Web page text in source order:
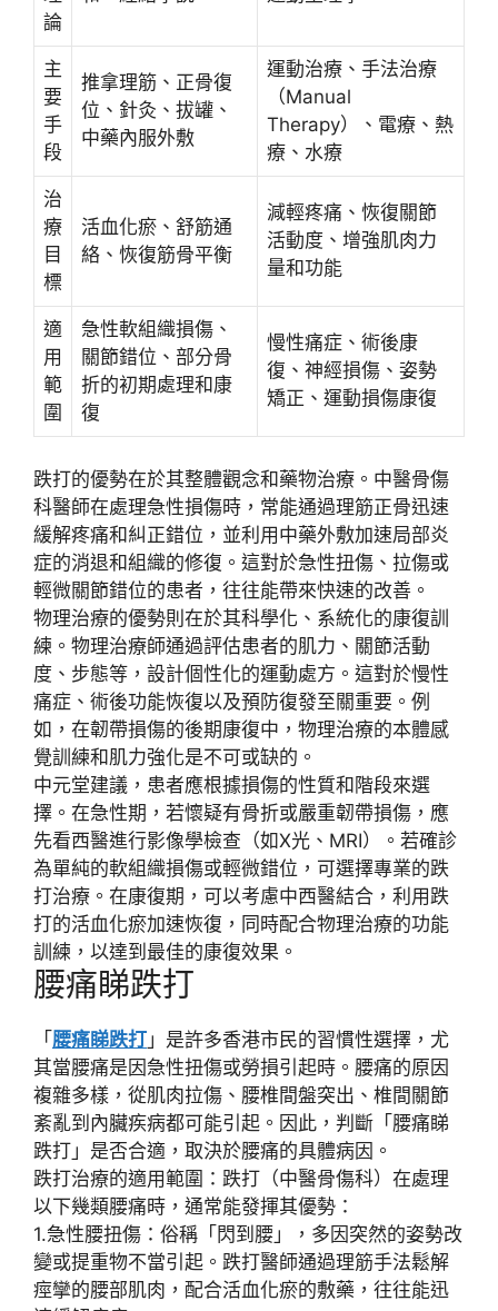
論
主
要
手
段
推拿理筋、正骨復
位、針灸、拔罐、
中藥內服外敷
運動治療、手法治療
（Manual
Therapy）、電療、熱
療、水療
治
療
目
標
活血化瘀、舒筋通
絡、恢復筋骨平衡
減輕疼痛、恢復關節
活動度、增強肌肉力
量和功能
適
用
範
圍
急性軟組織損傷、
關節錯位、部分骨
折的初期處理和康
復
慢性痛症、術後康
復、神經損傷、姿勢
矯正、運動損傷康復
跌打的優勢在於其整體觀念和藥物治療 。中醫骨傷
科醫師在處理急性損傷時，常能通過理筋正骨迅速
緩解疼痛和糾正錯位，並利用中藥外敷加速局部炎
症的消退和組織的修復。這對於急性扭傷、拉傷或
輕微關節錯位的患者，往往能帶來快速的改善。
物理治療的優勢則在於其科學化、系統化的康復訓
練。物理治療師通過評估患者的肌力、關節活動
度、步態等，設計個性化的運動處方 。這對於慢性
痛症、術後功能恢復以及預防復發至關重要。例
如，在韌帶損傷的後期康復中，物理治療的本體感
覺訓練和肌力強化是不可或缺的。
中元堂建議，患者應根據損傷的性質和階段來選
擇。在急性期 ，若懷疑有骨折或嚴重韌帶損傷，應
先看西醫進行影像學檢查 （如X光、MRI）。若確診
為單純的軟組織損傷或輕微錯位，可選擇專業的跌
打治療 。在康復期 ，可以考慮中西醫結合 ，利用跌
打的活血化瘀加速恢復，同時配合物理治療的功能
訓練 ，以達到最佳的康復效果。
腰痛睇跌打
「腰痛睇跌打 」是許多香港市民的習慣性選擇，尤
其當腰痛是因急性扭傷或勞損引起時。腰痛的原因
複雜多樣，從肌肉拉傷、腰椎間盤突出、椎間關節
紊亂到 內臟疾病都可能引起。因此，判斷「腰痛睇
跌打 」是否合適，取決於腰痛的具體病因 。
跌打治療的適用範圍 ：跌打（中醫骨傷科）在處理
以下幾類腰痛時，通常能發揮其優勢：
1.急性腰扭傷 ：俗稱「閃到腰」，多因突然的姿勢改
變或提重物不當引起。跌打醫師通過理筋手法鬆解
痙攣的腰部肌肉，配合活血化瘀的敷藥，往往能迅